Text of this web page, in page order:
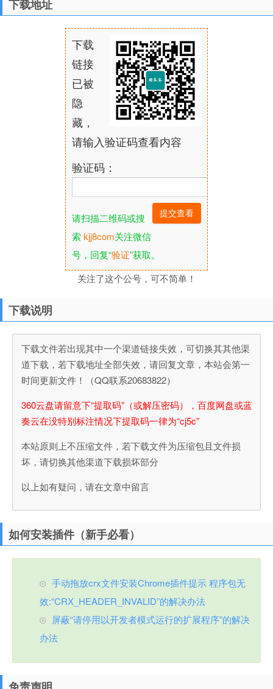
下载地址
下载
链接
已被
隐
藏，
请输入验证码查看内容
验证码：
请扫描二维码或搜
索kjj8com关注微信
号，回复“验证”获取。
关注了这个公号，可不简单！
下载说明
下载文件若出现其中一个渠道链接失效，可切换其其他渠
道下载，若下载地址全部失效，请回复文章，本站会第一
时间更新文件！（QQ联系20683822）
360云盘请留意下“提取码”（或解压密码），百度网盘或蓝
奏云在没特别标注情况下提取码一律为“cj5c”
本站原则上不压缩文件，若下载文件为压缩包且文件损
坏，请切换其他渠道下载损坏部分
以上如有疑问，请在文章中留言
如何安装插件（新手必看）
手动拖放crx文件安装Chrome插件提示 程序包无
效:“CRX_HEADER_INVALID”的解决办法
屏蔽“请停用以开发者模式运行的扩展程序”的解决
办法